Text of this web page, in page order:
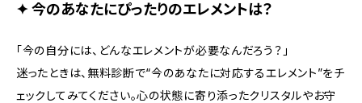
✦ 今のあなたにぴったりのエレメントは？
「今の自分には、どんなエレメントが必要なんだろう？」
迷ったときは、無料診断で“今のあなたに対応するエレメント”をチ
ェックしてみてください。心の状態に寄り添ったクリスタルやお守